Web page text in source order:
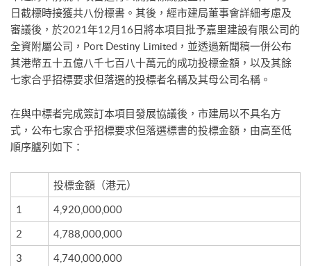
日截標時接獲共八份標書。其後，經市建局董事會詳細考慮及
審議後，於2021年12月16日將本項目批予嘉里建設有限公司的
全資附屬公司，Port Destiny Limited，並透過新聞稿一併公布
其港幣五十五億八千七百八十萬元的成功投標金額，以及其餘
七家合乎招標要求但落選的投標者名稱及其母公司名稱。
在與中標者完成簽訂本項目發展協議後，市建局以不具名方
式，公布七家合乎招標要求但落選標書的投標金額，由高至低
順序臚列如下：
投標金額（港元）
1
4,920,000,000
2
4,788,000,000
3
4,740,000,000